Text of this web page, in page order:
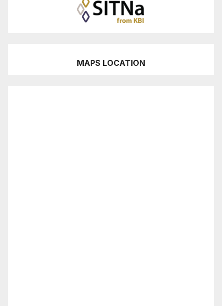
MAPS LOCATION